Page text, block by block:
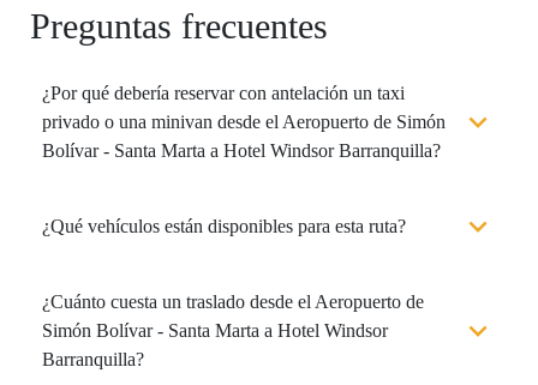
Preguntas frecuentes
¿Por qué debería reservar con antelación un taxi
privado o una minivan desde el Aeropuerto de Simón
Bolívar - Santa Marta a Hotel Windsor Barranquilla?
¿Qué vehículos están disponibles para esta ruta?
¿Cuánto cuesta un traslado desde el Aeropuerto de
Simón Bolívar - Santa Marta a Hotel Windsor
Barranquilla?